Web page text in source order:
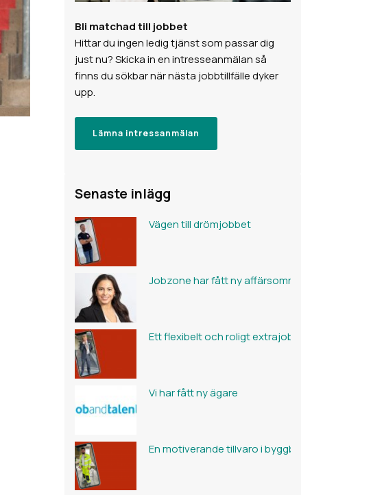
Bli matchad till jobbet
Hittar du ingen ledig tjänst som passar dig
just nu? Skicka in en intresseanmälan så
finns du sökbar när nästa jobbtillfälle dyker
upp.
Lämna intressanmälan
Senaste inlägg
Vägen till drömjobbet
Jobzone har fått ny affärsområdeschef för
Ett flexibelt och roligt extrajobb
Vi har fått ny ägare
En motiverande tillvaro i byggbranschen